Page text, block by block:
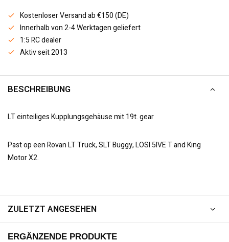
Kostenloser Versand ab €150 (DE)
Innerhalb von 2-4 Werktagen geliefert
1:5 RC dealer
Aktiv seit 2013
BESCHREIBUNG
LT einteiliges Kupplungsgehäuse mit 19t. gear
Past op een Rovan LT Truck, SLT Buggy, LOSI 5IVE T and King
Motor X2.
ZULETZT ANGESEHEN
ERGÄNZENDE PRODUKTE